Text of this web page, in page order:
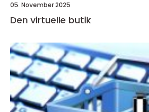
05. November 2025
Den virtuelle butik